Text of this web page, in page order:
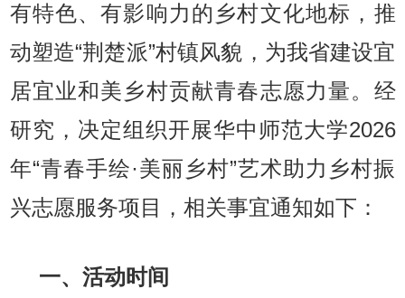
有特色、有影响力的乡村文化地标，推
动塑造“荆楚派”村镇风貌，为我省建设宜
居宜业和美乡村贡献青春志愿力量。经
研究，决定组织开展华中师范大学2026
年“青春手绘·美丽乡村”艺术助力乡村振
兴志愿服务项目，相关事宜通知如下：
一、活动时间